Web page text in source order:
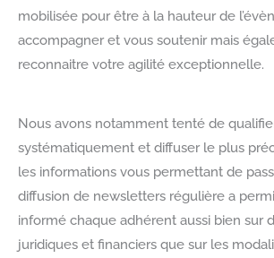
mobilisée pour être à la hauteur de
accompagner et vous soutenir mais
reconnaitre votre agilité exceptionnelle.
Nous avons notamment tenté de
systématiquement et diffuser le plus
les informations vous permettant de
diffusion de newsletters régulière a
informé chaque adhérent aussi bien sur
juridiques et financiers que sur les